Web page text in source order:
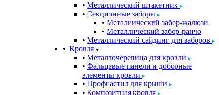
Металлический штакетник
Секционные заборы
Металиический забор-жалюзи
Металлический забор-ранчо
Металлический сайдинг для заборов
Кровля
Металлочерепица для кровли
Фальцевые панели и доборные
элементы кровли
Профнастил для крыши
Композитная кровля